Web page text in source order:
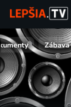
Zábava